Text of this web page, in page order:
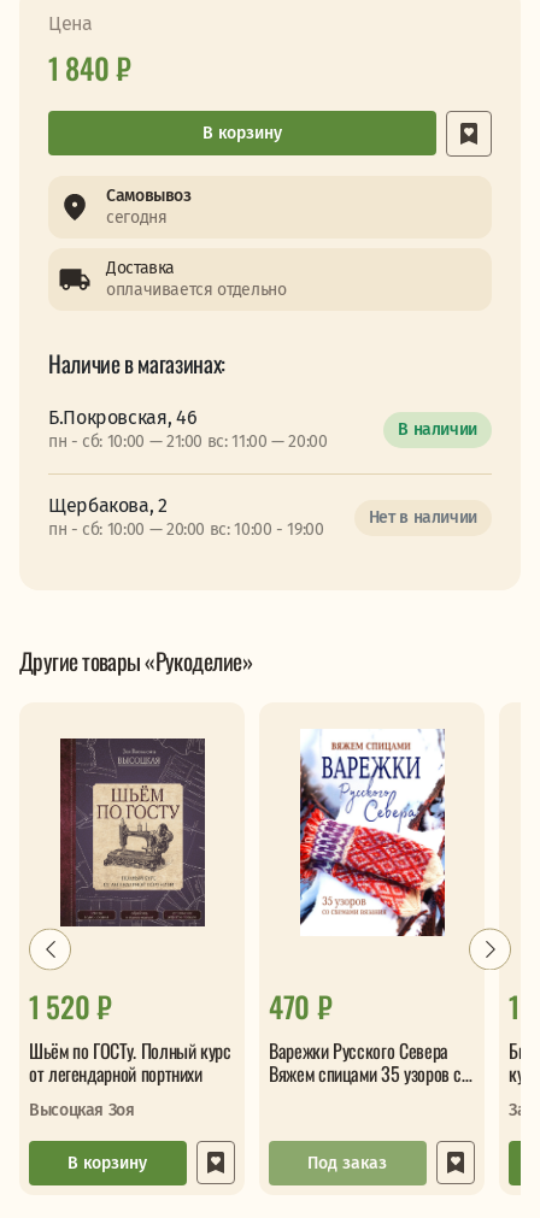
Цена
1 840 ₽
В корзину
Самовывоз
сегодня
Доставка
оплачивается отдельно
Наличие в магазинах:
Б.Покровская, 46
пн - сб: 10:00 — 21:00 вс: 11:00 — 20:00
В наличии
Щербакова, 2
пн - сб: 10:00 — 20:00 вс: 10:00 - 19:00
Нет в наличии
Другие товары «Рукоделие»
1 520 ₽
Шьём по ГОСТу. Полный курс
от легендарной портнихи
Высоцкая Зоя
В корзину
470 ₽
Варежки Русского Севера
Вяжем спицами 35 узоров со
Под заказ
1
бисером